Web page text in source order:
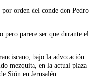
por orden del conde don Pedro
parece ser que durante el
bajo la advocación
mezquita, en la actual plaza
Sión en Jerusalén.